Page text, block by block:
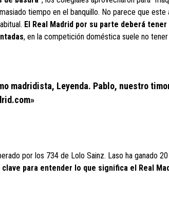
tiempo en el banquillo. No parece que este
El Real Madrid por su parte deberá tener
, en la competición doméstica suele no tener
madridista, Leyenda. Pablo, nuestro
por los 734 de Lolo Sainz. Laso ha ganado
para entender lo que significa el Real